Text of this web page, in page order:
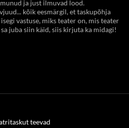
ja just ilmuvad lood.
kõik eesmärgil, et taskupõhja
vastuse, miks teater on, mis teater
sa juba siin käid, siis kirjuta ka midagi!
teevad